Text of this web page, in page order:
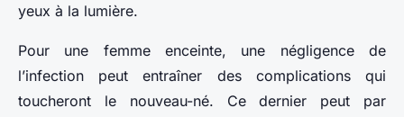
yeux à la lumière.
Pour une femme enceinte, une négligence de
l’infection peut entraîner des complications qui
toucheront le nouveau-né. Ce dernier peut par